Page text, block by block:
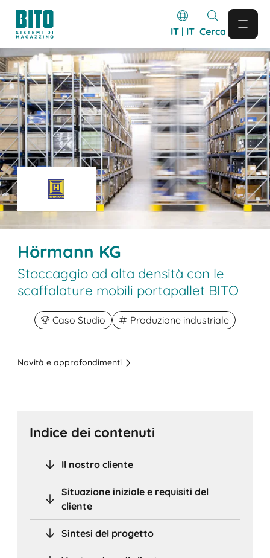
IT | IT Cerca
Hörmann KG
Stoccaggio ad alta densità con le
scaffalature mobili portapallet BITO
Caso Studio Produzione industriale
Novità e approfondimenti
Indice dei contenuti
Il nostro cliente
Situazione iniziale e requisiti del
cliente
Sintesi del progetto